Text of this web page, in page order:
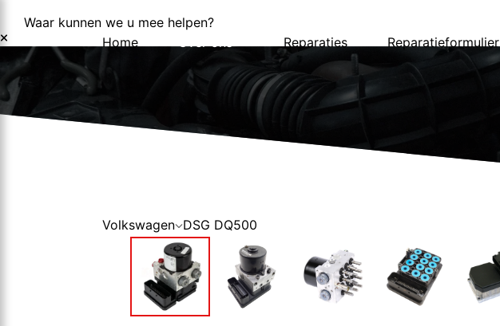
Waar kunnen we u mee helpen?
Home
Reparaties Reparatieformulier
Volkswagen DSG DQ500